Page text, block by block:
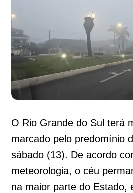
O Rio Grande do Sul terá
marcado pelo predomínio
sábado (13). De acordo
meteorologia, o céu
na maior parte do Estado,